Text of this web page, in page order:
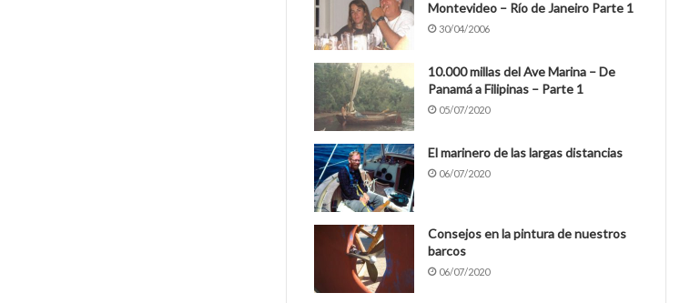
Montevideo – Río de Janeiro Parte 1
30/04/2006
10.000 millas del Ave Marina – De
Panamá a Filipinas – Parte 1
05/07/2020
El marinero de las largas distancias
06/07/2020
Consejos en la pintura de nuestros
barcos
06/07/2020